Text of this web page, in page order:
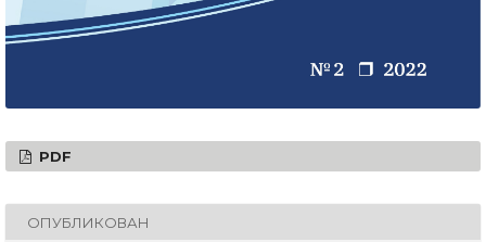
PDF
ОПУБЛИКОВАН